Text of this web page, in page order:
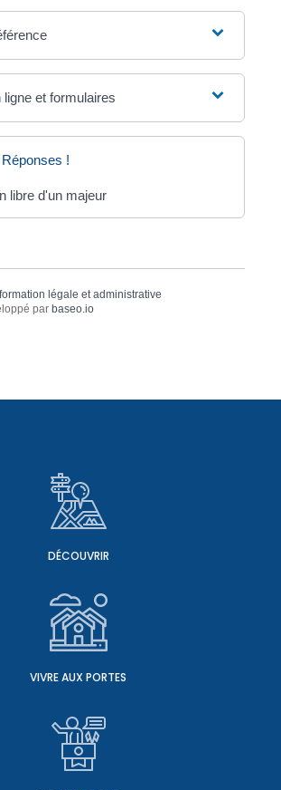
et formulaires
!
libre d'un majeur
légale et administrative
par baseo.io
DÉCOUVRIR
VIVRE AUX PORTES